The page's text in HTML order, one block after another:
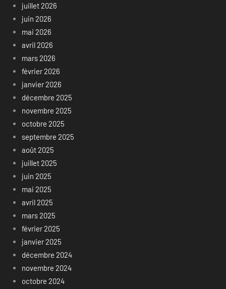
juillet 2026
juin 2026
mai 2026
avril 2026
mars 2026
février 2026
janvier 2026
décembre 2025
novembre 2025
octobre 2025
septembre 2025
août 2025
juillet 2025
juin 2025
mai 2025
avril 2025
mars 2025
février 2025
janvier 2025
décembre 2024
novembre 2024
octobre 2024